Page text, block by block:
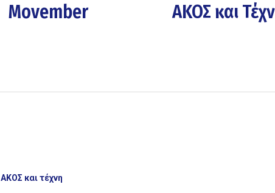
Movember ΑΚΟΣ και
ΑΚΟΣ και τέχνη